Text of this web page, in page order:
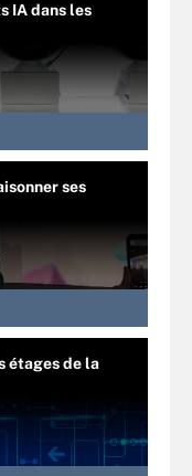
IA dans les
ses
étages de la